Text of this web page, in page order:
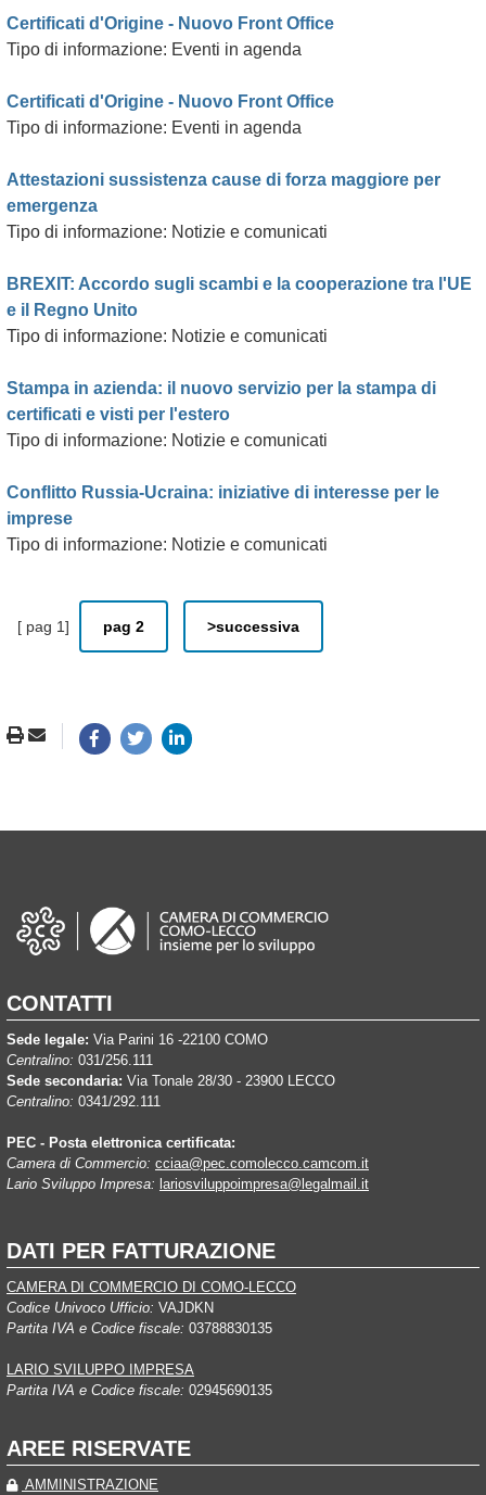
Certificati d'Origine - Nuovo Front Office
Tipo di informazione: Eventi in agenda
Certificati d'Origine - Nuovo Front Office
Tipo di informazione: Eventi in agenda
Attestazioni sussistenza cause di forza maggiore per
emergenza
Tipo di informazione: Notizie e comunicati
BREXIT: Accordo sugli scambi e la cooperazione tra l'UE
e il Regno Unito
Tipo di informazione: Notizie e comunicati
Stampa in azienda: il nuovo servizio per la stampa di
certificati e visti per l'estero
Tipo di informazione: Notizie e comunicati
Conflitto Russia-Ucraina: iniziative di interesse per le
imprese
Tipo di informazione: Notizie e comunicati
[ pag 1] pag 2 >successiva
CONTATTI
Sede legale: Via Parini 16 -22100 COMO
Centralino: 031/256.111
Sede secondaria: Via Tonale 28/30 - 23900 LECCO
Centralino: 0341/292.111
PEC - Posta elettronica certificata:
Camera di Commercio: cciaa@pec.comolecco.camcom.it
Lario Sviluppo Impresa: lariosviluppoimpresa@legalmail.it
DATI PER FATTURAZIONE
CAMERA DI COMMERCIO DI COMO-LECCO
Codice Univoco Ufficio: VAJDKN
Partita IVA e Codice fiscale: 03788830135
LARIO SVILUPPO IMPRESA
Partita IVA e Codice fiscale: 02945690135
AREE RISERVATE
AMMINISTRAZIONE